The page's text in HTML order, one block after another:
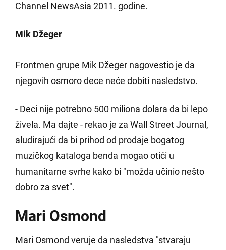
Channel NewsAsia 2011. godine.
Mik Džeger
Frontmen grupe Mik Džeger nagovestio je da
njegovih osmoro dece neće dobiti nasledstvo.
- Deci nije potrebno 500 miliona dolara da bi lepo
živela. Ma dajte - rekao je za Wall Street Journal,
aludirajući da bi prihod od prodaje bogatog
muzičkog kataloga benda mogao otići u
humanitarne svrhe kako bi "možda učinio nešto
dobro za svet".
Mari Osmond
Mari Osmond veruje da nasledstva "stvaraju